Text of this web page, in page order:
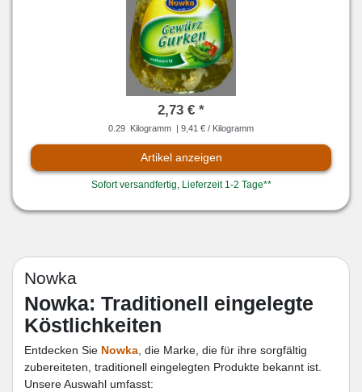
2,73 € *
0.29 Kilogramm | 9,41 € / Kilogramm
Artikel anzeigen
Sofort versandfertig, Lieferzeit 1-2 Tage**
Nowka
Nowka: Traditionell eingelegte
Köstlichkeiten
Entdecken Sie Nowka , die Marke, die für ihre sorgfältig
zubereiteten, traditionell eingelegten Produkte bekannt ist.
Unsere Auswahl umfasst: